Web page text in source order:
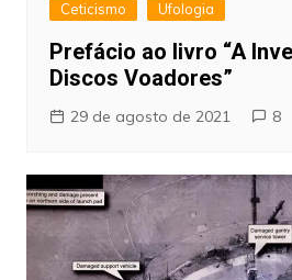
Ceticismo Ufologia
Prefácio ao livro “A
Discos Voadores”
29 de agosto de 2021 8